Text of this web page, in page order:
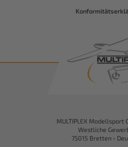
MULTIPLEX Modellsport
Westliche
75015 Bretten •